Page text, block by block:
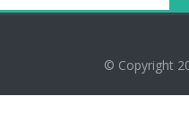
© Copyright